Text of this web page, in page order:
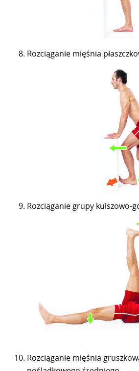
Rozciąganie mięśnia
Rozciąganie grupy kulszowo-
Rozciąganie mięśnia